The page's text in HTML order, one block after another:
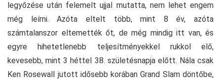
legyőzése után felemelt ujjal mutatta, nem lehet engem
még leírni. Azóta eltelt több, mint 8 év, azóta
számtalanszor eltemették őt, de még mindig itt van, és
egyre hihetetlenebb teljesítményekkel rukkol elő,
kevesebb, mint 3 héttel 38. születésnapja előtt. Nála csak
Ken Rosewall jutott idősebb korában Grand Slam döntőbe,